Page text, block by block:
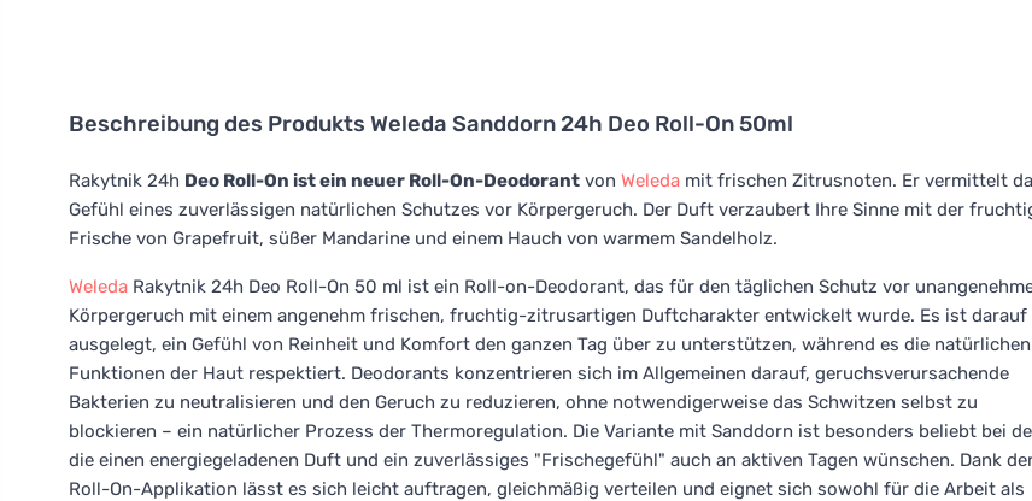
Beschreibung des Produkts Weleda Sanddorn 24h Deo Roll-On 50ml
Rakytnik 24h Deo Roll-On ist ein neuer Roll-On-Deodorant von Weleda mit frischen Zitrusnoten. Er vermittelt
Gefühl eines zuverlässigen natürlichen Schutzes vor Körpergeruch. Der Duft verzaubert Ihre Sinne mit der
Frische von Grapefruit, süßer Mandarine und einem Hauch von warmem Sandelholz.
Weleda Rakytnik 24h Deo Roll-On 50 ml ist ein Roll-on-Deodorant, das für den täglichen Schutz vor
Körpergeruch mit einem angenehm frischen, fruchtig-zitrusartigen Duftcharakter entwickelt wurde. Es ist darauf
ausgelegt, ein Gefühl von Reinheit und Komfort den ganzen Tag über zu unterstützen, während es die natürlichen
Funktionen der Haut respektiert. Deodorants konzentrieren sich im Allgemeinen darauf, geruchsverursachende
Bakterien zu neutralisieren und den Geruch zu reduzieren, ohne notwendigerweise das Schwitzen selbst zu
blockieren – ein natürlicher Prozess der Thermoregulation. Die Variante mit Sanddorn ist besonders beliebt bei
die einen energiegeladenen Duft und ein zuverlässiges "Frischegefühl" auch an aktiven Tagen wünschen. Dank
Roll-On-Applikation lässt es sich leicht auftragen, gleichmäßig verteilen und eignet sich sowohl für die Arbeit als